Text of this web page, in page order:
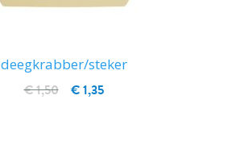
deegkrabber/steker
€ 1,35
€ 1,50